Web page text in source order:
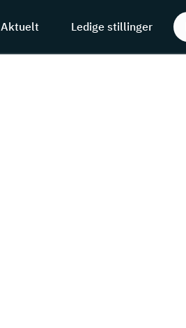
Aktuelt Ledige stillinger